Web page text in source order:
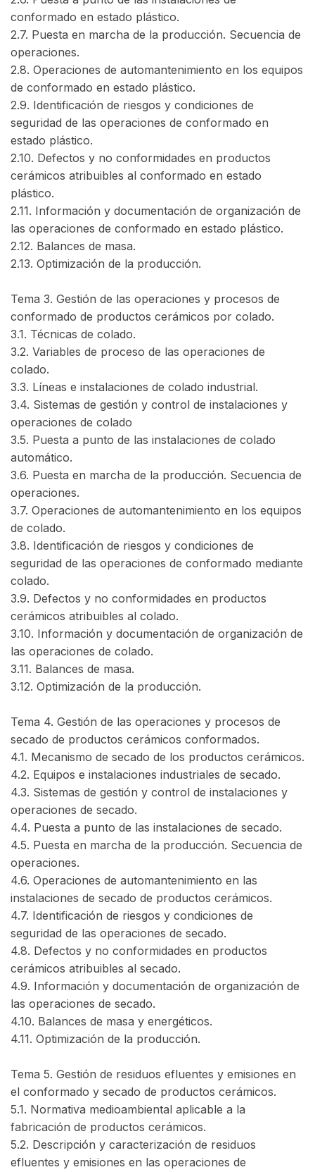
conformado en estado plástico.
2.7. Puesta en marcha de la producción. Secuencia de
operaciones.
2.8. Operaciones de automantenimiento en los equipos
de conformado en estado plástico.
2.9. Identificación de riesgos y condiciones de
seguridad de las operaciones de conformado en
estado plástico.
2.10. Defectos y no conformidades en productos
cerámicos atribuibles al conformado en estado
plástico.
2.11. Información y documentación de organización de
las operaciones de conformado en estado plástico.
2.12. Balances de masa.
2.13. Optimización de la producción.
Tema 3. Gestión de las operaciones y procesos de
conformado de productos cerámicos por colado.
3.1. Técnicas de colado.
3.2. Variables de proceso de las operaciones de
colado.
3.3. Líneas e instalaciones de colado industrial.
3.4. Sistemas de gestión y control de instalaciones y
operaciones de colado
3.5. Puesta a punto de las instalaciones de colado
automático.
3.6. Puesta en marcha de la producción. Secuencia de
operaciones.
3.7. Operaciones de automantenimiento en los equipos
de colado.
3.8. Identificación de riesgos y condiciones de
seguridad de las operaciones de conformado mediante
colado.
3.9. Defectos y no conformidades en productos
cerámicos atribuibles al colado.
3.10. Información y documentación de organización de
las operaciones de colado.
3.11. Balances de masa.
3.12. Optimización de la producción.
Tema 4. Gestión de las operaciones y procesos de
secado de productos cerámicos conformados.
4.1. Mecanismo de secado de los productos cerámicos.
4.2. Equipos e instalaciones industriales de secado.
4.3. Sistemas de gestión y control de instalaciones y
operaciones de secado.
4.4. Puesta a punto de las instalaciones de secado.
4.5. Puesta en marcha de la producción. Secuencia de
operaciones.
4.6. Operaciones de automantenimiento en las
instalaciones de secado de productos cerámicos.
4.7. Identificación de riesgos y condiciones de
seguridad de las operaciones de secado.
4.8. Defectos y no conformidades en productos
cerámicos atribuibles al secado.
4.9. Información y documentación de organización de
las operaciones de secado.
4.10. Balances de masa y energéticos.
4.11. Optimización de la producción.
Tema 5. Gestión de residuos efluentes y emisiones en
el conformado y secado de productos cerámicos.
5.1. Normativa medioambiental aplicable a la
fabricación de productos cerámicos.
5.2. Descripción y caracterización de residuos
efluentes y emisiones en las operaciones de